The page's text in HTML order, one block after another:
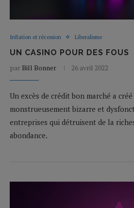
Inflation et récession Liberalisme
UN CASINO POUR DES FOUS
par Bill Bonner 26 avril 2022
Un excès de crédit bon marché a
monstrueusement bizarre et
entreprises qui détruisent de la
abondance.